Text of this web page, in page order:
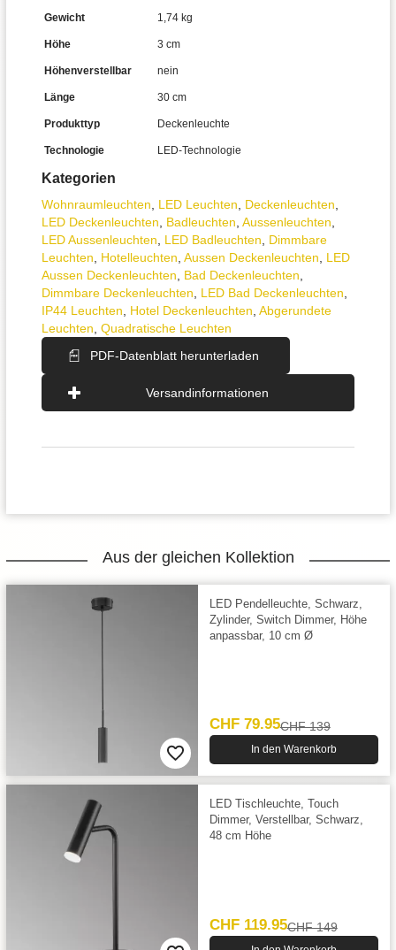
Kategorien
Wohnraum­leuchten LED Leuchten Decken­leuchten
LED Deckenleuchten
Badleuchten Aussen­leuchten
LED Aussenleuchten
LED Badleuchten
Dimmbare
Leuchten
Hotelleuchten Aussen Deckenleuchten
LED
Aussen Deckenleuchten
Bad Deckenleuchten
Dimmbare Deckenleuchten
LED Bad Deckenleuchten
IP44 Leuchten
Hotel Deckenleuchten Abgerundete
Leuchten Quadratische Leuchten
PDF-Datenblatt herunterladen
Versandinformationen
Gewicht 1,74 kg
Höhe 3 cm
Höhenverstellbar nein
Länge 30 cm
Produkttyp Deckenleuchte
Technologie LED-Technologie
Aus der gleichen Kollektion
LED Pendelleuchte, Schwarz,
Zylinder, Switch Dimmer, Höhe
anpassbar, 10 cm Ø
CHF 79.95CHF 139
In den Warenkorb
LED Tischleuchte, Touch
Dimmer, Verstellbar, Schwarz,
48 cm Höhe
CHF 119.95CHF 149